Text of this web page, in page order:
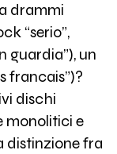
drammi
“serio”,
guardia”), un
francais”)?
dischi
monolitici e
distinzione fra